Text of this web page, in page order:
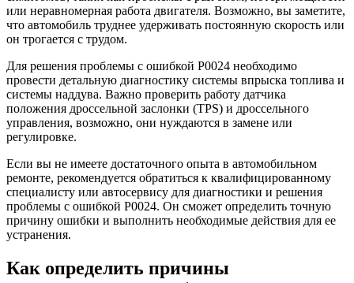
или неравномерная работа двигателя. Возможно, вы заметите,
что автомобиль труднее удерживать постоянную скорость или
он трогается с трудом.
Для решения проблемы с ошибкой Р0024 необходимо
провести детальную диагностику системы впрыска топлива и
системы наддува. Важно проверить работу датчика
положения дроссельной заслонки (TPS) и дроссельного
управления, возможно, они нуждаются в замене или
регулировке.
Если вы не имеете достаточного опыта в автомобильном
ремонте, рекомендуется обратиться к квалифицированному
специалисту или автосервису для диагностики и решения
проблемы с ошибкой Р0024. Он сможет определить точную
причину ошибки и выполнить необходимые действия для ее
устранения.
Как определить причины